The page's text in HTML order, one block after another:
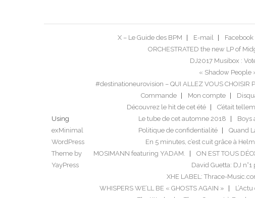
Using
exMinimal
WordPress
Theme by
YayPress
X – Le Guide des BPM E-mail
ORCHESTRATED the new LP of
DJ2017 Musibox :
« Shadow People
#destinationeurovision – QUI ALLEZ VOUS CHOISIR
Commande
Mon compte
Découvrez le hit de cet été
C’était
Le tube de cet automne 2018
Boys
Politique de confidentialité
Quand
En 5 minutes, c’est cuit grâce à
MOSIMANN featuring YADAM.
ON EST TOUS
David Guetta: DJ
XHE LABEL: Thrace-
WHISPERS WE’LL BE « GHOSTS AGAIN »